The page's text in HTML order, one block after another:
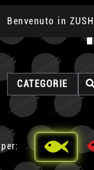
Benvenuto in
CATEGORIE